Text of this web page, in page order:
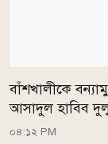
বাঁশখালীকে
আসাদুল হাবিব
০৪:১২ PM